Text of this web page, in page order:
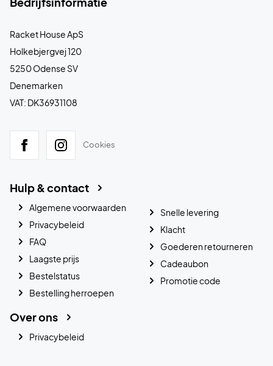
Racket House ApS
Holkebjergvej 120
5250 Odense SV
Denemarken
VAT: DK36931108
Cookies
Hulp & contact
Algemene voorwaarden
Privacybeleid
FAQ
Laagste prijs
Bestelstatus
Bestelling herroepen
Snelle levering
Klacht
Goederen retourneren
Cadeaubon
Promotie code
Over ons
Privacybeleid